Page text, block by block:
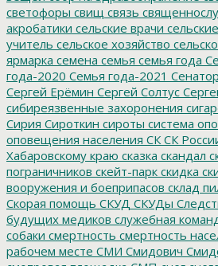
светофоры свищ связь
акробатики сельские врачи
учитель сельское хозяйство
ярмарка семена семья семья года
года-2020 Семья года-2021
Сергей Ерёмин Сергей Солтус
сибиреязвенные захоронения
Сирия Сироткин сироты система
оповещения населения СК СК
Хабаровскому краю сказка скандал
пограничников скейт-парк скидка
вооружения и боеприпасов склад
Скорая помощь СКУД СКУДы
будущих медиков служебная
собаки смертность смертность
рабочем месте СМИ Смидович